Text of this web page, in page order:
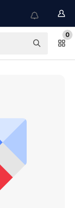
0